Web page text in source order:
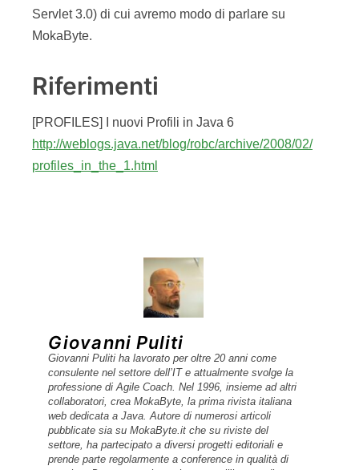
Servlet 3.0) di cui avremo modo di parlare su
MokaByte.
Riferimenti
[PROFILES] I nuovi Profili in Java 6
http://weblogs.java.net/blog/robc/archive/2008/02/
profiles_in_the_1.html
Giovanni Puliti
Giovanni Puliti ha lavorato per oltre 20 anni come
consulente nel settore dell’IT e attualmente svolge la
professione di Agile Coach. Nel 1996, insieme ad altri
collaboratori, crea MokaByte, la prima rivista italiana
web dedicata a Java. Autore di numerosi articoli
pubblicate sia su MokaByte.it che su riviste del
settore, ha partecipato a diversi progetti editoriali e
prende parte regolarmente a conference in qualità di